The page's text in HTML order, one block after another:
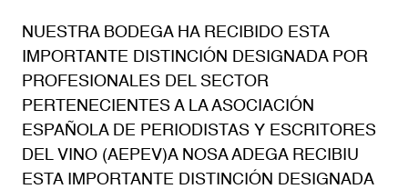
NUESTRA BODEGA HA RECIBIDO ESTA
IMPORTANTE DISTINCIÓN DESIGNADA POR
PROFESIONALES DEL SECTOR
PERTENECIENTES A LA ASOCIACIÓN
ESPAÑOLA DE PERIODISTAS Y ESCRITORES
DEL VINO (AEPEV)A NOSA ADEGA RECIBIU
ESTA IMPORTANTE DISTINCIÓN DESIGNADA